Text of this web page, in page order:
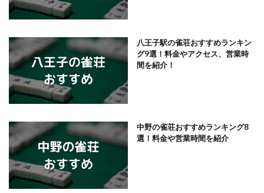
八王子駅の雀荘おすすめランキン
グ9選！料金やアクセス、営業時
間を紹介！
中野の雀荘おすすめランキング8
選！料金や営業時間を紹介